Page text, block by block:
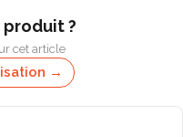
?
cet article
→